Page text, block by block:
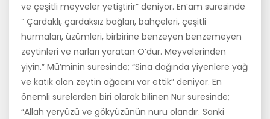
ve çeşitli meyveler yetiştirir” deniyor. En’am suresin­de
“ Çardaklı, çardaksız bağları, bahçeleri, çeşitli
hurmaları, üzümle­ri, birbirine benzeyen benzemeyen
zeytinleri ve narları yaratan O’dur. Meyvelerinden
yiyin.” Mü’minin suresinde; “Sina dağında yiyenlere yağ
ve katık olan zeytin ağacını var ettik” deniyor. En
önemli surelerden biri olarak bilinen Nur suresinde;
“Allah yeryüzü ve gökyüzünün nuru olandır. Sanki